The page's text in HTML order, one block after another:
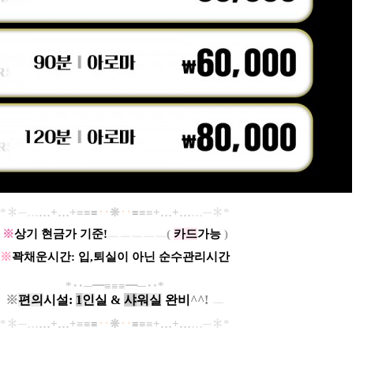
*✽─……+…+≡≡≡ ‥ ❊ ‥ ≡≡≡+…+……─ ✽*​
※상기 현금가 기준! ( 카드가능)
※꽉채운시간: 입,퇴실이 아닌 순수관리시간
*‥─━≡≡≡━─​‥*
※편의 시설: 1인실 & 샤워 실 완비 ^^!
*✽─……+…+≡≡≡ ‥ ❊ ‥ ≡≡≡+…+……─ ✽*​